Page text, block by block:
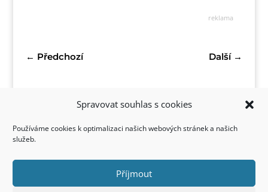
Spravovat souhlas s cookies
Používáme cookies k optimalizaci našich webových stránek a našich
služeb.
Příjmout
reklama
← Předchozí Další→
Kontakt